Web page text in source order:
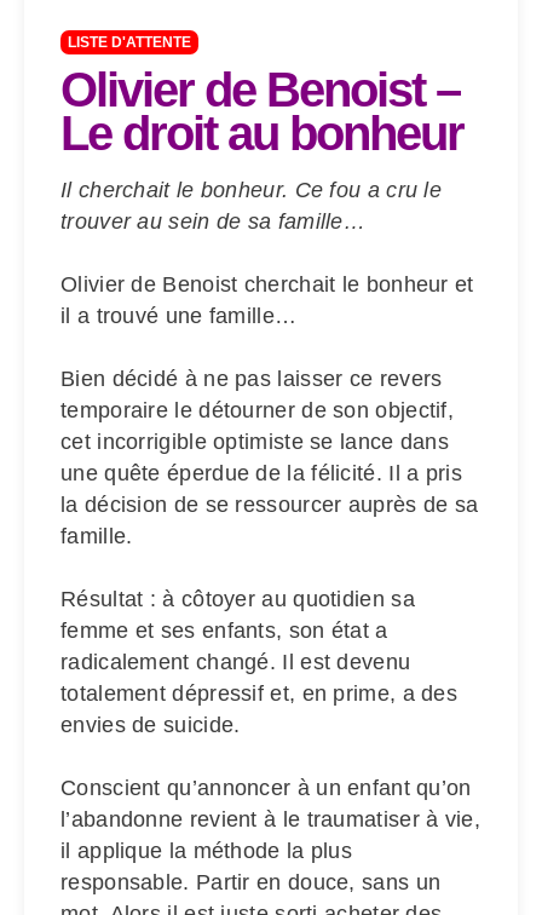
LISTE D'ATTENTE
Olivier de Benoist –
Le droit au bonheur
Il cherchait le bonheur. Ce fou a cru le
trouver au sein de sa famille…
Olivier de Benoist cherchait le bonheur et
il a trouvé une famille…
Bien décidé à ne pas laisser ce revers
temporaire le détourner de son objectif,
cet incorrigible optimiste se lance dans
une quête éperdue de la félicité. Il a pris
la décision de se ressourcer auprès de sa
famille.
Résultat : à côtoyer au quotidien sa
femme et ses enfants, son état a
radicalement changé. Il est devenu
totalement dépressif et, en prime, a des
envies de suicide.
Conscient qu’annoncer à un enfant qu’on
l’abandonne revient à le traumatiser à vie,
il applique la méthode la plus
responsable. Partir en douce, sans un